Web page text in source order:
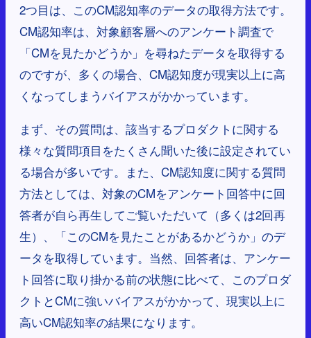
2つ目は、このCM認知率のデータの取得方法です。
CM認知率は、対象顧客層へのアンケート調査で
「CMを見たかどうか」を尋ねたデータを取得する
のですが、多くの場合、CM認知度が現実以上に高
くなってしまうバイアスがかかっています。
まず、その質問は、該当するプロダクトに関する
様々な質問項目をたくさん聞いた後に設定されてい
る場合が多いです。また、CM認知度に関する質問
方法としては、対象のCMをアンケート回答中に回
答者が自ら再生してご覧いただいて（多くは2回再
生）、「このCMを見たことがあるかどうか」のデ
ータを取得しています。当然、回答者は、アンケー
ト回答に取り掛かる前の状態に比べて、このプロダ
クトとCMに強いバイアスがかかって、現実以上に
高いCM認知率の結果になります。